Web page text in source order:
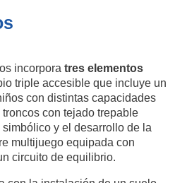
incorpora tres elementos
triple accesible que incluye un
con distintas capacidades
con tejado trepable
y el desarrollo de la
multijuego equipada con
circuito de equilibrio.